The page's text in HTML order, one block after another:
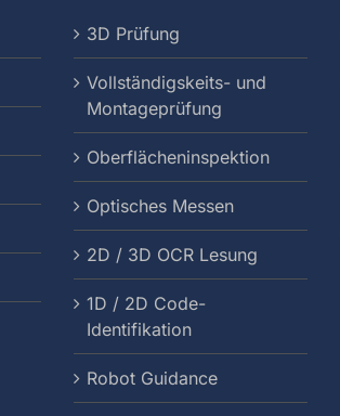
3D Prüfung
Vollständigskeits- und
Montageprüfung
Oberflächeninspektion
Optisches Messen
2D / 3D OCR Lesung
1D / 2D Code-
Identifikation
Robot Guidance